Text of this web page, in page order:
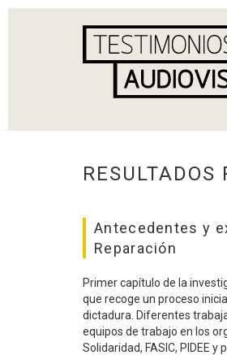
RESULTADOS
Antecedentes y
Reparación
Primer capítulo de la
que recoge un proceso
dictadura. Diferentes
equipos de trabajo en los
Solidaridad, FASIC, PIDEE